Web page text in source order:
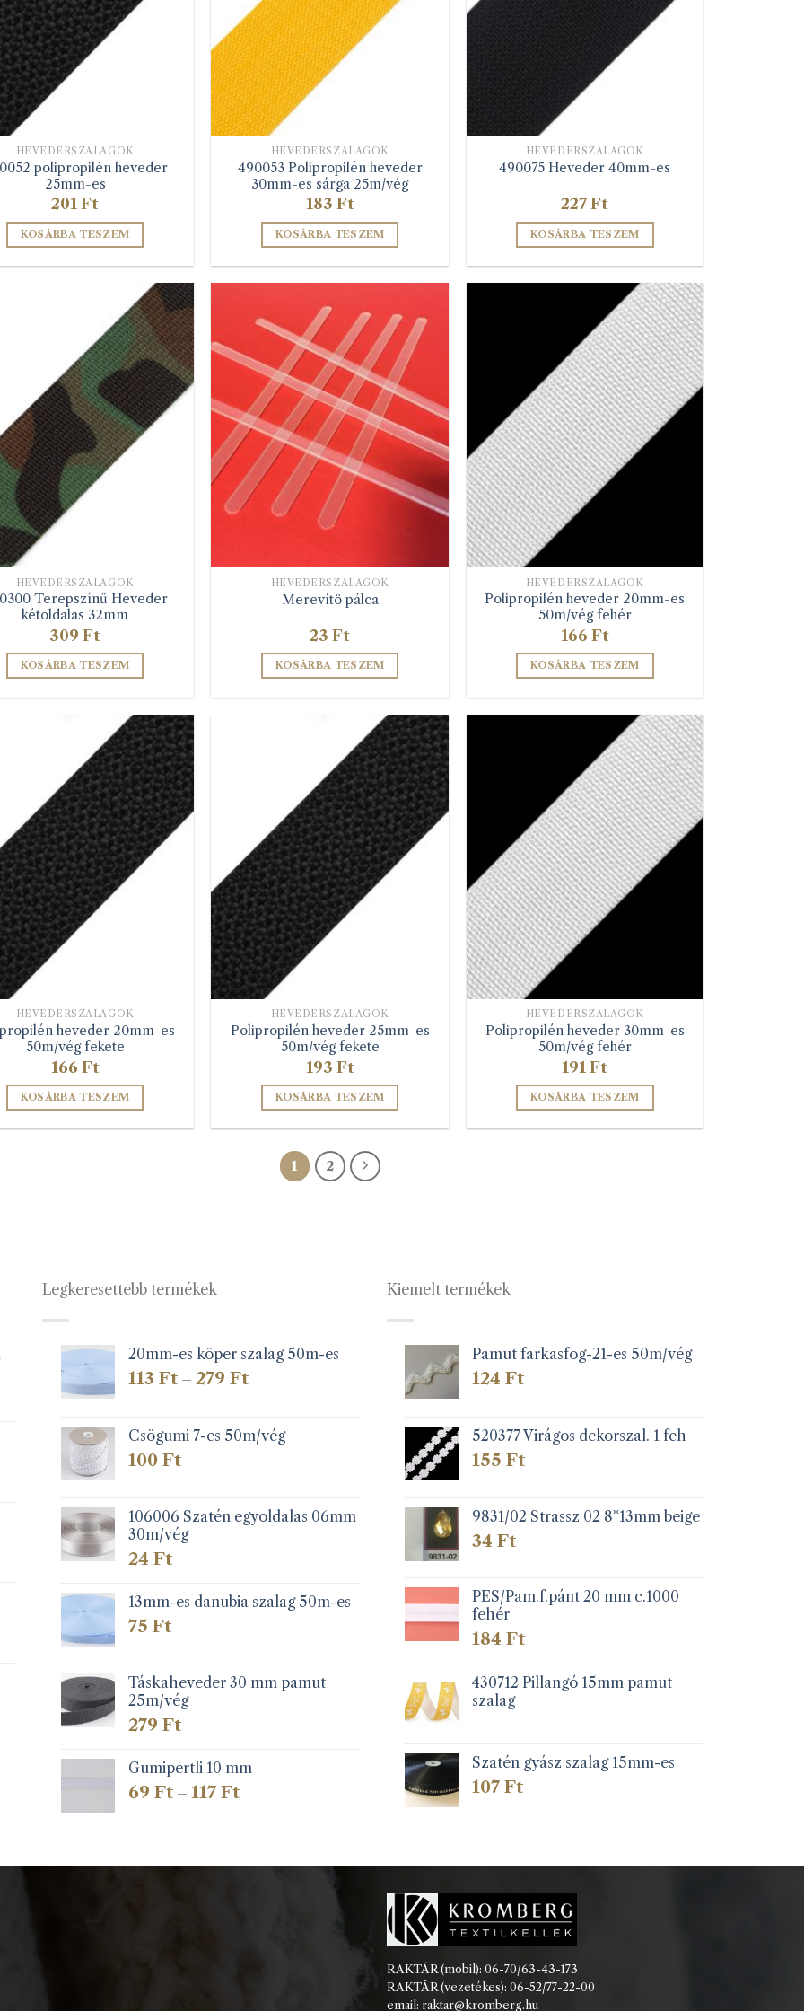
termékoldalon
választhatók
ki
termékoldalon
választhatók
ki
HEVEDERSZALAGOK
polipropilén heveder
25mm-es
201Ft
KOSÁRBA TESZEM
HEVEDERSZALAGOK
490053 Polipropilén heveder
30mm-es sárga 25m/vég
183 Ft
KOSÁRBA TESZEM
HEVEDERSZALAGOK
490075 Heveder 40mm-es
227Ft
KOSÁRBA TESZEM
HEVEDERSZALAGOK
Terepszínű Heveder
kétoldalas 32mm
309Ft
KOSÁRBA TESZEM
HEVEDERSZALAGOK
Merevítö pálca
23Ft
KOSÁRBA TESZEM
HEVEDERSZALAGOK
Polipropilén heveder 20mm-es
50m/vég fehér
166 Ft
KOSÁRBA TESZEM
HEVEDERSZALAGOK
heveder 20mm-es
50m/vég fekete
166 Ft
KOSÁRBA TESZEM
HEVEDERSZALAGOK
Polipropilén heveder 25mm-es
50m/vég fekete
193 Ft
KOSÁRBA TESZEM
HEVEDERSZALAGOK
Polipropilén heveder 30mm-es
50m/vég fehér
191Ft
KOSÁRBA TESZEM
1 2
Legkeresettebb termékek
20mm-es köper szalag 50m-es
113Ft – 279FtÁrtartomány:
279 Ft
Csögumi 7-es 50m/vég
100Ft
106006 Szatén egyoldalas 06mm
30m/vég
24Ft
13mm-es danubia szalag 50m-es
75Ft
Táskaheveder 30 mm pamut
25m/vég
279Ft
Gumipertli 10 mm
69Ft – 117FtÁrtartomány:
Kiemelt termékek
Pamut farkasfog-21-es 50m/vég
124Ft
520377 Virágos dekorszal. 1 feh
155Ft
9831/02 Strassz 02 8*13mm beige
34Ft
PES/Pam.f.pánt 20 mm c.1000
fehér
184Ft
430712 Pillangó 15mm pamut
szalag
Szatén gyász szalag 15mm-es
107Ft
RAKTÁR (mobil): 06-70/63-43-173
RAKTÁR (vezetékes): 06-52/77-22-00
email: raktar@kromberg.hu